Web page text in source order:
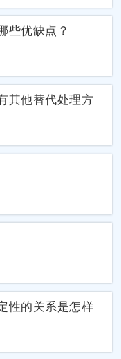
些优缺点？
其他替代处理方
性的关系是怎样